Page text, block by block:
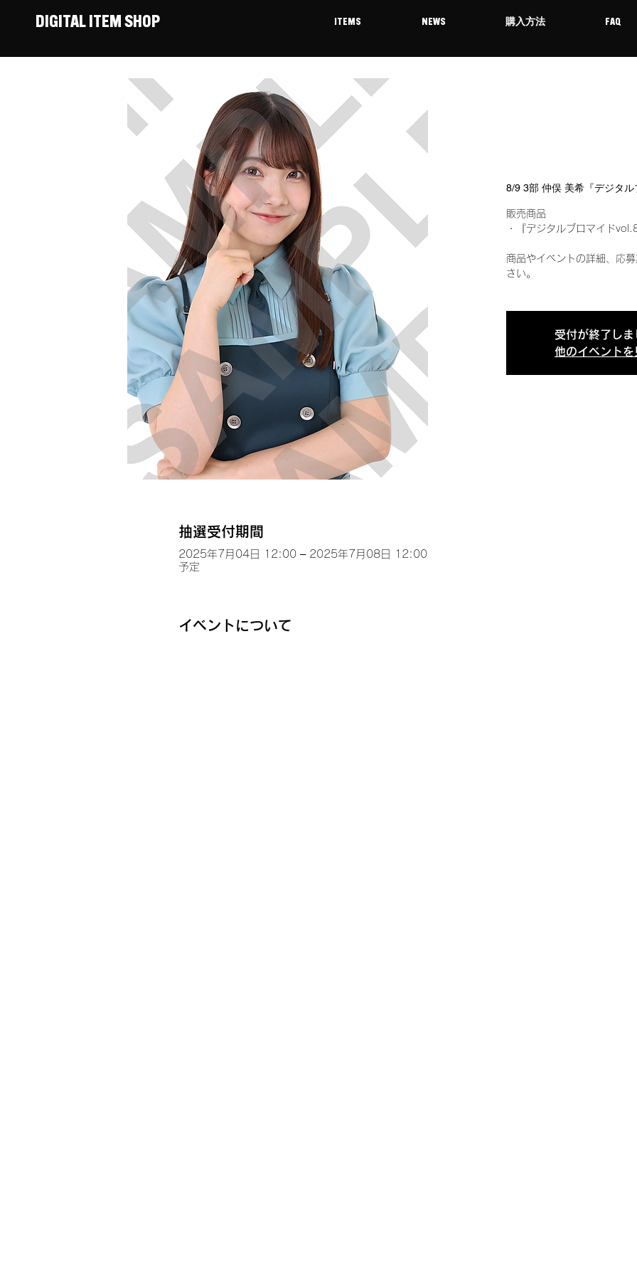
DIGITAL ITEM SHOP ITEMS NEWS 購入方法 FAQ
8/9 3部 仲俣 美希『デジタ
販売商品
・『デジタルブロマイド
商品やイベントの詳細、応
さい。
受付が終了しま
他のイベントを
抽選受付期間
2025年7月04日 12:00 – 2025年7月08日 12:00
予定
イベントについて